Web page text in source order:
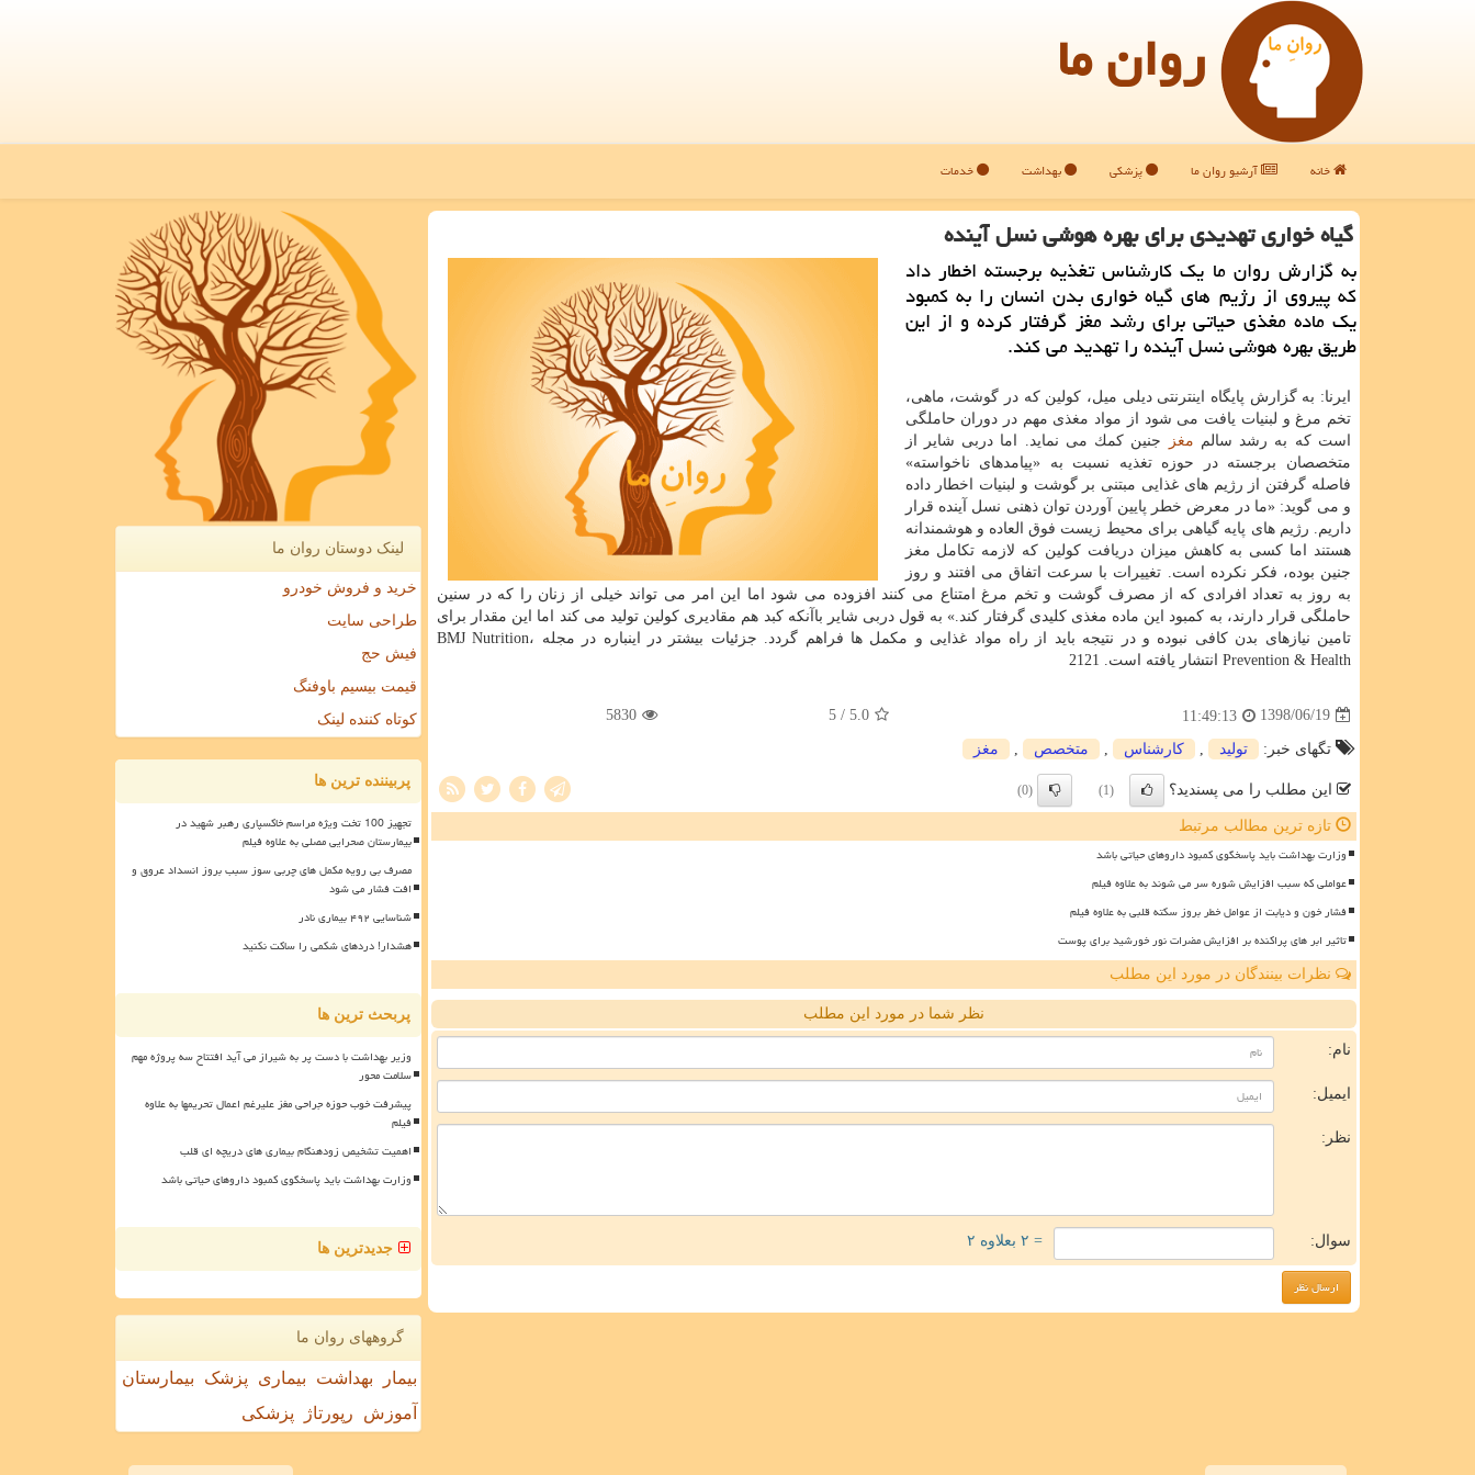
روان ما
خانه آرشیو روان ما پزشکی بهداشت خدمات
گیاه خواری تهدیدی برای بهره هوشی نسل آینده
به گزارش روان ما یك كارشناس تغذیه برجسته اخطار داد
كه پیروی از رژیم های گیاه خواری بدن انسان را به كمبود
یك ماده مغذی حیاتی برای رشد مغز گرفتار كرده و از این
طریق بهره هوشی نسل آینده را تهدید می كند.
ایرنا: به گزارش پایگاه اینترنتی دیلی میل، كولین كه در گوشت، ماهی،
تخم مرغ و لبنیات یافت می شود از مواد مغذی مهم در دوران حاملگی
است كه به رشد سالم مغز
جنین كمك می نماید. اما دربی شایر از
متخصصان برجسته در حوزه تغذیه نسبت به «پیامدهای ناخواسته»
فاصله گرفتن از رژیم های غذایی مبتنی بر گوشت و لبنیات اخطار داده
و می گوید: «ما در معرض خطر پایین آوردن توان ذهنی نسل آینده قرار
داریم. رژیم های پایه گیاهی برای محیط زیست فوق العاده و هوشمندانه
هستند اما كسی به كاهش میزان دریافت كولین كه لازمه تكامل مغز
جنین بوده، فكر نكرده است. تغییرات با سرعت اتفاق می افتند و روز
به روز به تعداد افرادی كه از مصرف گوشت و تخم مرغ امتناع می كنند افزوده می شود اما این امر می تواند خیلی از زنان را كه در سنین
حاملگی قرار دارند، به كمبود این ماده مغذی كلیدی گرفتار كند.» به قول دربی شایر باآنكه كبد هم مقادیری كولین تولید می كند اما این مقدار برای
تامین نیازهای بدن كافی نبوده و در نتیجه باید از راه مواد غذایی و مكمل ها فراهم گردد. جزئیات بیشتر در اینباره در مجله BMJ Nutrition،
Prevention & Health انتشار یافته است. 2121
1398/06/19
11:49:13
5.0
/ 5
5830
تگهای خبر: تولید كارشناس متخصص مغز
این مطلب را می پسندید؟ (1)
(0)
تازه ترین مطالب مرتبط
وزارت بهداشت باید پاسخگوی کمبود داروهای حیاتی باشد
عواملی که سبب افزایش شوره سر می شوند به علاوه فیلم
فشار خون و دیابت از عوامل خطر بروز سکته قلبی به علاوه فیلم
تاثیر ابر های پراکنده بر افزایش مضرات نور خورشید برای پوست
نظرات بینندگان در مورد این مطلب
نظر شما در مورد این مطلب
نام:
ایمیل:
نظر:
سوال: = ۲ بعلاوه ۲
لینک دوستان روان ما
خرید و فروش خودرو
طراحی سایت
فیش حج
قیمت بیسیم باوفنگ
کوتاه کننده لینک
پربیننده ترین ها
تجهیز 100 تخت ویژه مراسم خاکسپاری رهبر شهید در
بیمارستان صحرایی مصلی به علاوه فیلم
مصرف بی رویه مکمل های چربی سوز سبب بروز انسداد عروق و
افت فشار می شود
شناسایی ۴۹۲ بیماری نادر
هشدار! دردهای شکمی را ساکت نکنید
پربحث ترین ها
وزیر بهداشت با دست پر به شیراز می آید افتتاح سه پروژه مهم
سلامت محور
پیشرفت خوب حوزه جراحی مغز علیرغم اعمال تحریمها به علاوه
فیلم
اهمیت تشخیص زودهنگام بیماری های دریچه ای قلب
وزارت بهداشت باید پاسخگوی کمبود داروهای حیاتی باشد
جدیدترین ها
گروههای روان ما
بیمار بهداشت بیماری پزشک
بیمارستان
آموزش
رپورتاژ پزشکی